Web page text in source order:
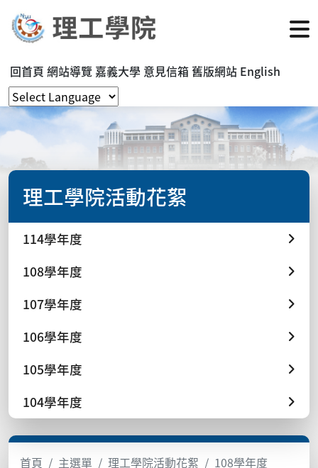
回首頁 網站導覽 嘉義大學 意見信箱 舊版網站 English
理工學院活動花絮
114學年度
108學年度
107學年度
106學年度
105學年度
104學年度
首頁 主選單 理工學院活動花絮
108學年度